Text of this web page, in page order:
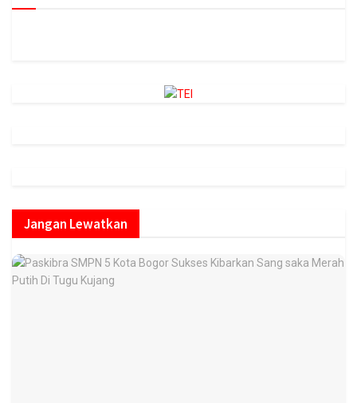
Jangan Lewatkan